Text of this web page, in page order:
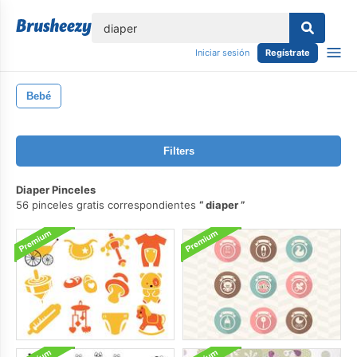
Iniciar sesión Regístrate
Bebé
Filters
Diaper Pinceles
56 pinceles gratis correspondientes
diaper